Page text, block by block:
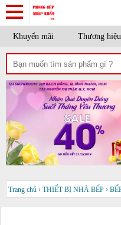
Khuyến mãi Thương hiệu
Trang chủ › THIẾT BỊ NHÀ BẾP ›